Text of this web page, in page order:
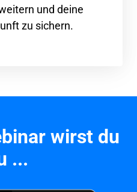
und
zu sichern.
wirst du
...